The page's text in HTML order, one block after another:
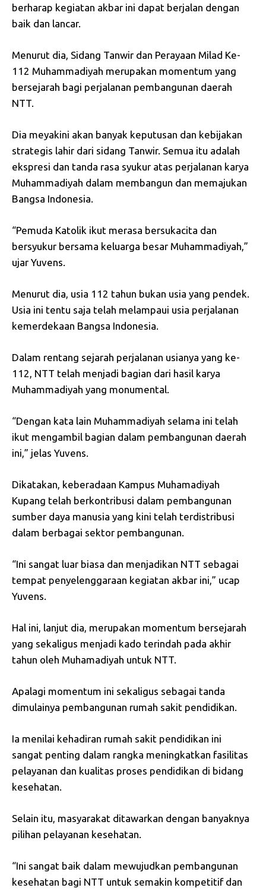
berharap kegiatan akbar ini dapat berjalan dengan
baik dan lancar.
Menurut dia, Sidang Tanwir dan Perayaan Milad Ke-
112 Muhammadiyah merupakan momentum yang
bersejarah bagi perjalanan pembangunan daerah
NTT.
Dia meyakini akan banyak keputusan dan kebijakan
strategis lahir dari sidang Tanwir. Semua itu adalah
ekspresi dan tanda rasa syukur atas perjalanan karya
Muhammadiyah dalam membangun dan memajukan
Bangsa Indonesia.
“Pemuda Katolik ikut merasa bersukacita dan
bersyukur bersama keluarga besar Muhammadiyah,”
ujar Yuvens.
Menurut dia, usia 112 tahun bukan usia yang pendek.
Usia ini tentu saja telah melampaui usia perjalanan
kemerdekaan Bangsa Indonesia.
Dalam rentang sejarah perjalanan usianya yang ke-
112, NTT telah menjadi bagian dari hasil karya
Muhammadiyah yang monumental.
“Dengan kata lain Muhammadiyah selama ini telah
ikut mengambil bagian dalam pembangunan daerah
ini,” jelas Yuvens.
Dikatakan, keberadaan Kampus Muhamadiyah
Kupang telah berkontribusi dalam pembangunan
sumber daya manusia yang kini telah terdistribusi
dalam berbagai sektor pembangunan.
“Ini sangat luar biasa dan menjadikan NTT sebagai
tempat penyelenggaraan kegiatan akbar ini,” ucap
Yuvens.
Hal ini, lanjut dia, merupakan momentum bersejarah
yang sekaligus menjadi kado terindah pada akhir
tahun oleh Muhamadiyah untuk NTT.
Apalagi momentum ini sekaligus sebagai tanda
dimulainya pembangunan rumah sakit pendidikan.
Ia menilai kehadiran rumah sakit pendidikan ini
sangat penting dalam rangka meningkatkan fasilitas
pelayanan dan kualitas proses pendidikan di bidang
kesehatan.
Selain itu, masyarakat ditawarkan dengan banyaknya
pilihan pelayanan kesehatan.
“Ini sangat baik dalam mewujudkan pembangunan
kesehatan bagi NTT untuk semakin kompetitif dan